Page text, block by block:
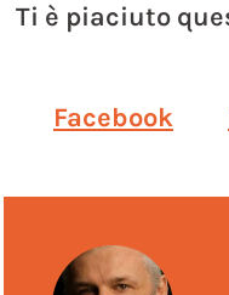
Ti è piaciuto
Facebook